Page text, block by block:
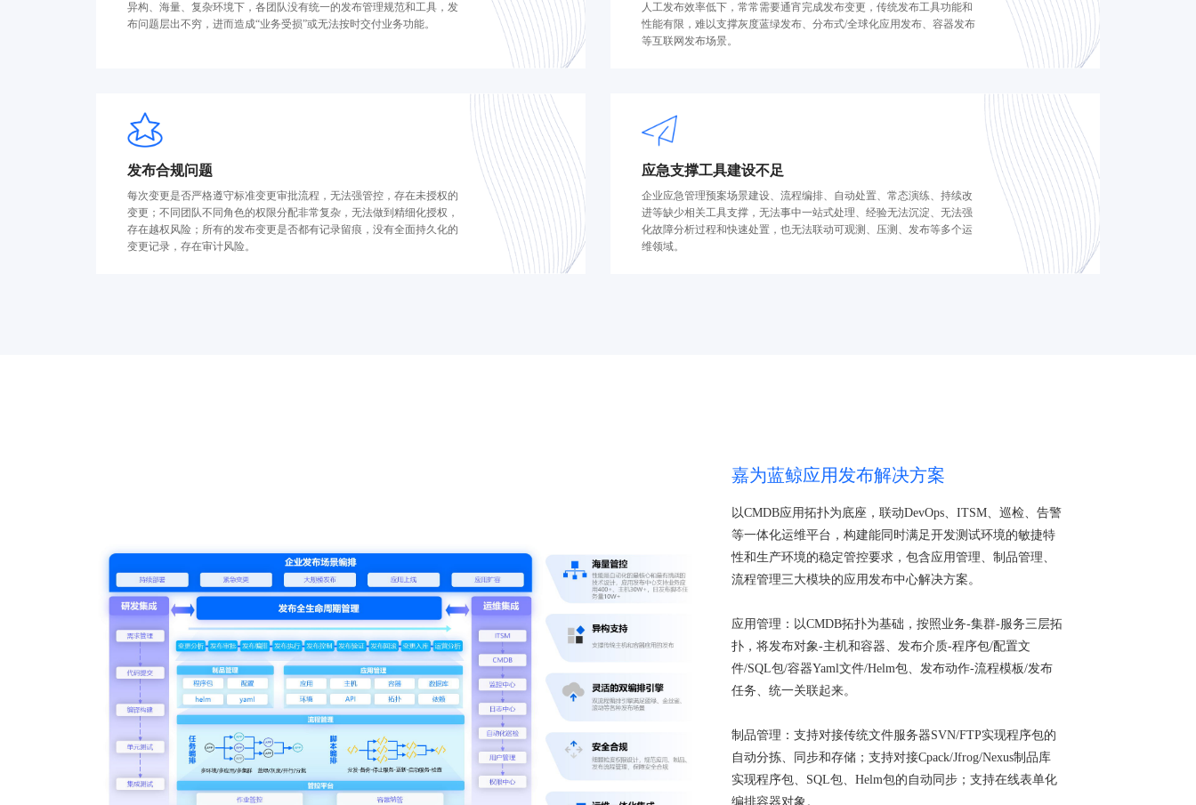
异构、海量、复杂环境下，各团队没有统一的发布管理规范和工具，发
布问题层出不穷，进而造成“业务受损”或无法按时交付业务功能。
人工发布效率低下，常常需要通宵完成发布变更，传统发布工具功能和
性能有限，难以支撑灰度蓝绿发布、分布式/全球化应用发布、容器发布
等互联网发布场景。
发布合规问题
每次变更是否严格遵守标准变更审批流程，无法强管控，存在未授权的
变更；不同团队不同角色的权限分配非常复杂，无法做到精细化授权，
存在越权风险；所有的发布变更是否都有记录留痕，没有全面持久化的
变更记录，存在审计风险。
应急支撑工具建设不足
企业应急管理预案场景建设、流程编排、自动处置、常态演练、持续改
进等缺少相关工具支撑，无法事中一站式处理、经验无法沉淀、无法强
化故障分析过程和快速处置，也无法联动可观测、压测、发布等多个运
维领域。
嘉为蓝鲸应用发布解决方案
以CMDB应用拓扑为底座，联动DevOps、ITSM、巡检、告警
等一体化运维平台，构建能同时满足开发测试环境的敏捷特
性和生产环境的稳定管控要求，包含应用管理、制品管理、
流程管理三大模块的应用发布中心解决方案。
应用管理：以CMDB拓扑为基础，按照业务-集群-服务三层拓
扑，将发布对象-主机和容器、发布介质-程序包/配置文
件/SQL包/容器Yaml文件/Helm包、发布动作-流程模板/发布
任务、统一关联起来。
制品管理：支持对接传统文件服务器SVN/FTP实现程序包的
自动分拣、同步和存储；支持对接Cpack/Jfrog/Nexus制品库
实现程序包、SQL包、Helm包的自动同步；支持在线表单化
编排容器对象。